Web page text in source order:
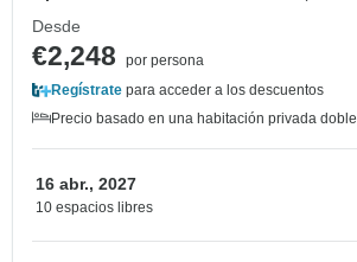
Desde
€2,248
por persona
Regístrate para acceder a los descuentos
Precio basado en una habitación privada doble
16 abr., 2027
10 espacios libres